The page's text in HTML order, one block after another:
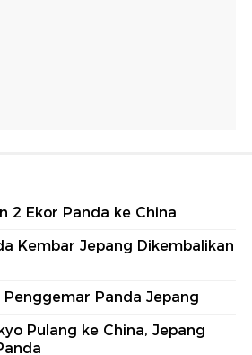
2 Ekor Panda ke China
Kembar Jepang Dikembalikan
Penggemar Panda Jepang
Pulang ke China, Jepang